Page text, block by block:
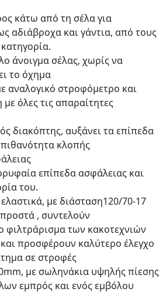
κάτω από τη σέλα για
αδιάβροχα και γάντια, από τους
άνοιγμα σέλας, χωρίς να
το όχημα
αναλογικό στροφόμετρο και
όλες τις απαραίτητες
διακόπτης, αυξάνει τα επίπεδα
κλοπής
επίπεδα ασφάλειας και
του.
με διάσταση120/70-17
, συντελούν
φιλτράρισμα των κακοτεχνιών
προσφέρουν καλύτερο έλεγχο
σε στροφές
με σωληνάκια υψηλής πίεσης
εμπρός και ενός εμβόλου